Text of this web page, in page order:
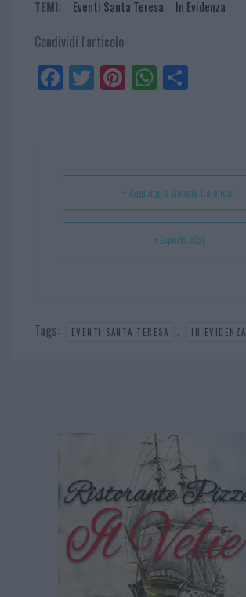
TEMI: Eventi Santa Teresa In Evidenza
Condividi l'articolo
Fa
ce
Tw
itt
Pi
nt
t
W
ha
p
Sh
+ Aggiungi a Google Calendar
+ Esporta iCal
Tags: EVENTI SANTA TERESA , IN EVIDENZA